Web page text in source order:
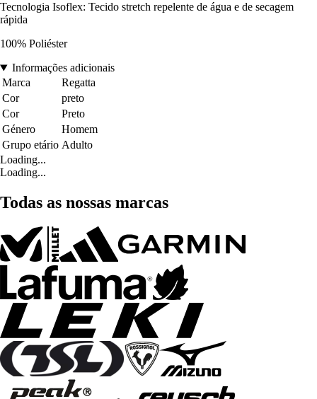
Tecnologia Isoflex: Tecido stretch repelente de água e de secagem
rápida
100% Poliéster
Informações adicionais
Marca
Regatta
Cor
preto
Cor
Preto
Género
Homem
Grupo etário Adulto
Loading...
Loading...
Todas as nossas marcas